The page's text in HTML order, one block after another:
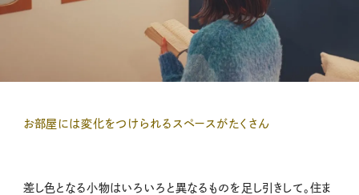
お部屋には変化をつけられるスペースがたくさん
差し色となる小物はいろいろと異なるものを足し引きして。住ま